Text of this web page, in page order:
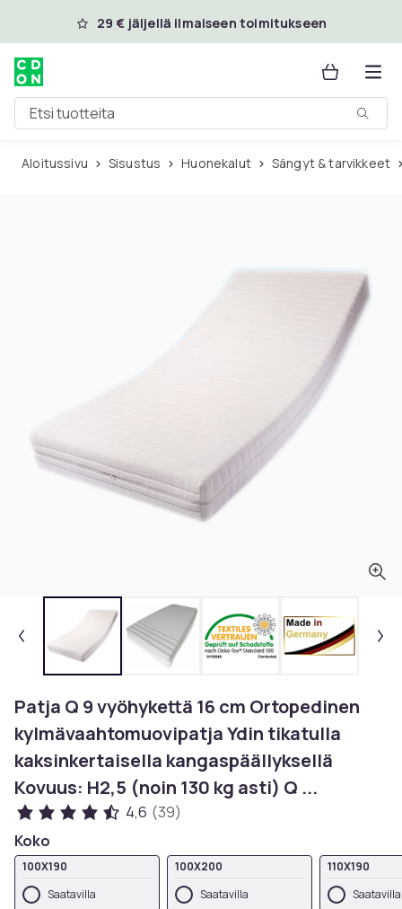
Ohita ja siirry pääsisältöön
29 € jäljellä ilmaiseen toimitukseen
Etsi tuotteita
Aloitussivu Sisustus Huonekalut Sängyt & tarvikkeet
Patja Q 9 vyöhykettä 16 cm Ortopedinen
kylmävaahtomuovipatja Ydin tikatulla
kaksinkertaisella kangaspäällyksellä
Kovuus: H2,5 (noin 130 kg asti) Q ...
4,6 (39)
Koko
100X190
Saatavilla
100X200
Saatavilla
110X190
Saatavilla